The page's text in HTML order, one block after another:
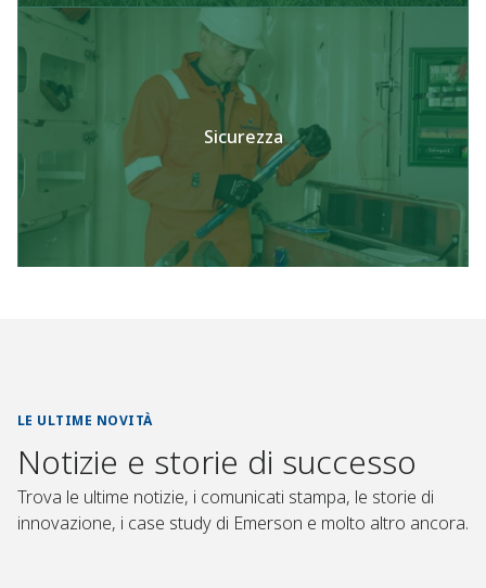
Sicurezza
LE ULTIME NOVITÀ
Notizie e storie di successo
Trova le ultime notizie, i comunicati stampa, le storie di
innovazione, i case study di Emerson e molto altro ancora.